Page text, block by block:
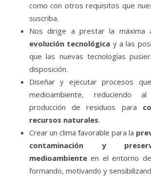
como con otros requisitos que
suscriba.
Nos dirige a prestar la máxima
evolución tecnológica y a las
que las nuevas tecnologías
disposición.
Diseñar y ejecutar procesos
medioambiente, reduciendo
producción de residuos para
recursos naturales.
Crear un clima favorable para la
contaminación y
medioambienteen el entorno
formando, motivando y